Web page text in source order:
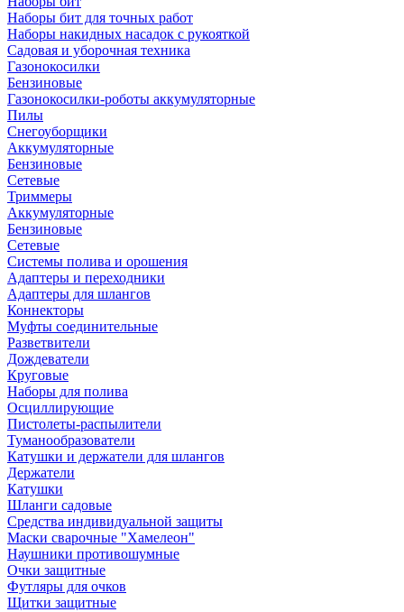
Наборы бит для точных работ
Наборы накидных насадок с рукояткой
Садовая и уборочная техника
Газонокосилки
Бензиновые
Газонокосилки-роботы аккумуляторные
Пилы
Снегоуборщики
Аккумуляторные
Бензиновые
Сетевые
Триммеры
Аккумуляторные
Бензиновые
Сетевые
Системы полива и орошения
Адаптеры и переходники
Адаптеры для шлангов
Коннекторы
Муфты соединительные
Разветвители
Дождеватели
Круговые
Наборы для полива
Осциллирующие
Пистолеты-распылители
Туманообразователи
Катушки и держатели для шлангов
Держатели
Катушки
Шланги садовые
Средства индивидуальной защиты
Маски сварочные "Хамелеон"
Наушники противошумные
Очки защитные
Футляры для очков
Щитки защитные